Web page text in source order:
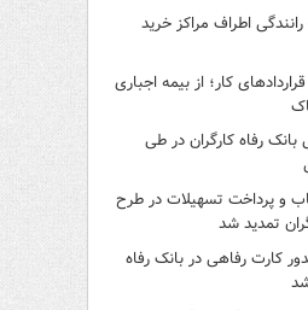
اطراف مراکز خرید
کار؛ از بیمه اجباری
بانک رفاه کارگران در طی
و پرداخت تسهیلات در طرح
کارت رفاهی در بانک رفاه